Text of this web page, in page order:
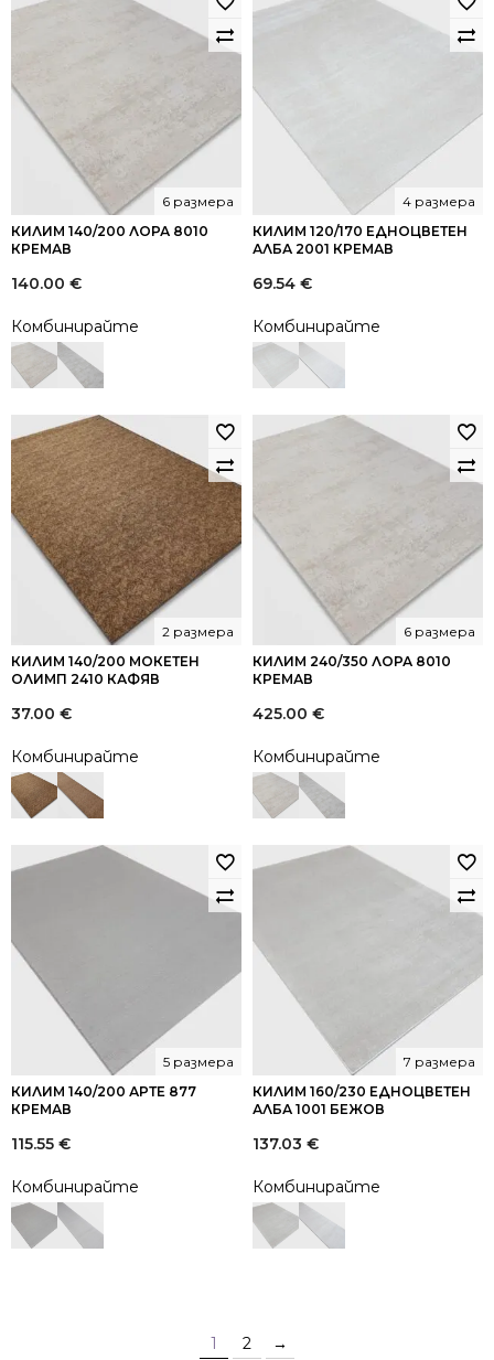
КИЛИМ 140/200 ЛОРА 8010
КРЕМАВ
6 размера
140.00 €
Комбинирайте
КИЛИМ 120/170 ЕДНОЦВЕТЕН
АЛБА 2001 КРЕМАВ
4 размера
69.54 €
Комбинирайте
КИЛИМ 140/200 МОКЕТЕН
ОЛИМП 2410 КАФЯВ
2 размера
37.00 €
Комбинирайте
КИЛИМ 240/350 ЛОРА 8010
КРЕМАВ
6 размера
425.00 €
Комбинирайте
КИЛИМ 140/200 АРТЕ 877
КРЕМАВ
5 размера
115.55 €
Комбинирайте
КИЛИМ 160/230 ЕДНОЦВЕТЕН
АЛБА 1001 БЕЖОВ
7 размера
137.03 €
Комбинирайте
1 2 →